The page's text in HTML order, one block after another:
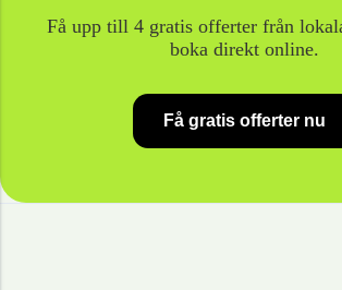
Få upp till 4 gratis offerter från
boka direkt online.
Få gratis offerter nu